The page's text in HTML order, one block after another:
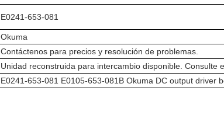
E0241-653-081
Okuma
Contáctenos para precios y resolución de problemas.
Unidad reconstruida para intercambio disponible. Consulte
E0241-653-081 E0105-653-081B Okuma DC output driver